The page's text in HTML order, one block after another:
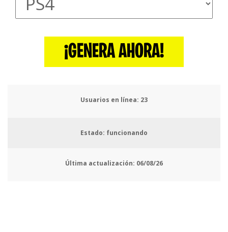
¡GENERA AHORA!
Usuarios en línea: 25
Estado: funcionando
Última actualización: 06/08/26